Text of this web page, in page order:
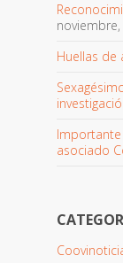
Huellas de
asociado